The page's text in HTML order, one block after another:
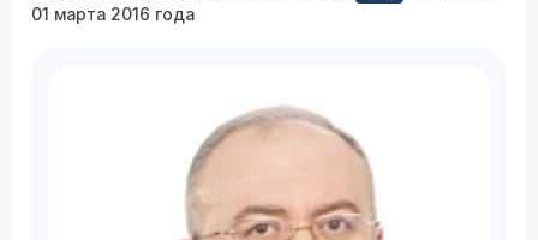
01 марта 2016 года